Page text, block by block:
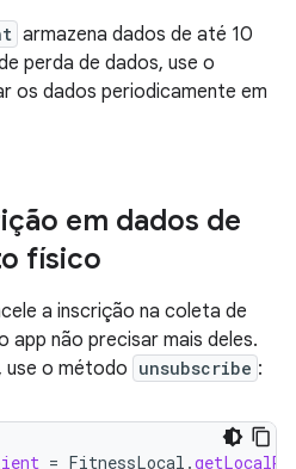
armazena dados de até 10
perda de dados, use o
os dados periodicamente em
em dados de
físico
a inscrição na coleta de
app não precisar mais deles.
use o método unsubscribe :
= FitnessLocal .